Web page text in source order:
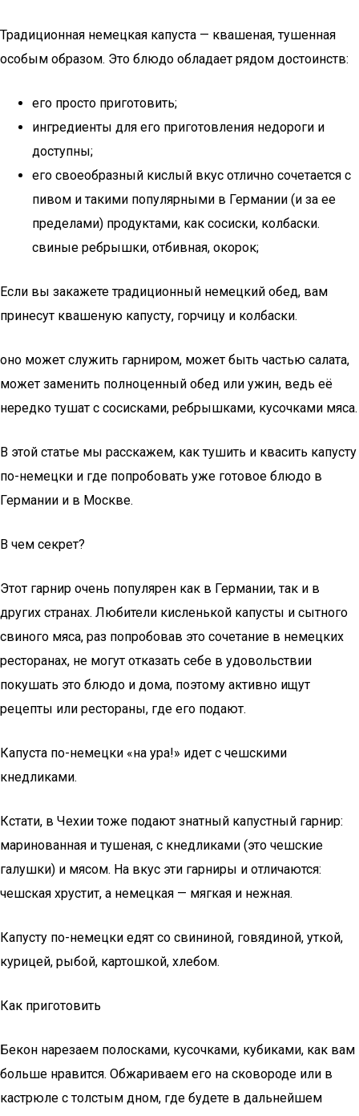
Традиционная немецкая капуста — квашеная, тушенная
особым образом. Это блюдо обладает рядом достоинств:
его просто приготовить;
ингредиенты для его приготовления недороги и
доступны;
его своеобразный кислый вкус отлично сочетается с
пивом и такими популярными в Германии (и за ее
пределами) продуктами, как сосиски, колбаски.
свиные ребрышки, отбивная, окорок;
Если вы закажете традиционный немецкий обед, вам
принесут квашеную капусту, горчицу и колбаски.
оно может служить гарниром, может быть частью салата,
может заменить полноценный обед или ужин, ведь её
нередко тушат с сосисками, ребрышками, кусочками мяса.
В этой статье мы расскажем, как тушить и квасить капусту
по-немецки и где попробовать уже готовое блюдо в
Германии и в Москве.
В чем секрет?
Этот гарнир очень популярен как в Германии, так и в
других странах. Любители кисленькой капусты и сытного
свиного мяса, раз попробовав это сочетание в немецких
ресторанах, не могут отказать себе в удовольствии
покушать это блюдо и дома, поэтому активно ищут
рецепты или рестораны, где его подают.
Капуста по-немецки «на ура!» идет с чешскими
кнедликами.
Кстати, в Чехии тоже подают знатный капустный гарнир:
маринованная и тушеная, с кнедликами (это чешские
галушки) и мясом. На вкус эти гарниры и отличаются:
чешская хрустит, а немецкая — мягкая и нежная.
Капусту по-немецки едят со свининой, говядиной, уткой,
курицей, рыбой, картошкой, хлебом.
Как приготовить
Бекон нарезаем полосками, кусочками, кубиками, как вам
больше нравится. Обжариваем его на сковороде или в
кастрюле с толстым дном, где будете в дальнейшем